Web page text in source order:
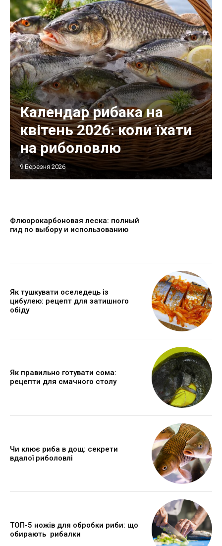
Календар рибака на
квітень 2026: коли їхати
на риболовлю
9 Березня 2026
Флюорокарбоновая леска: полный
гид по выбору и использованию
Як тушкувати оселедець із
цибулею: рецепт для затишного
обіду
Як правильно готувати сома:
рецепти для смачного столу
Чи клює риба в дощ: секрети
вдалої риболовлі
ТОП-5 ножів для обробки риби: що
обирають рибалки